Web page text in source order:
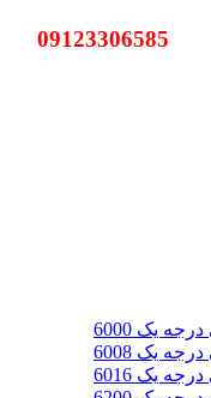
یک 6000
یک 6008
یک 6016